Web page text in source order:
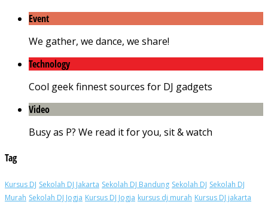
Event
We gather, we dance, we share!
Technology
Cool geek finnest sources for DJ gadgets
Video
Busy as P? We read it for you, sit & watch
Tag
Kursus DJ Sekolah DJ Jakarta Sekolah DJ Bandung Sekolah DJ Sekolah DJ
Murah Sekolah DJ Jogja Kursus DJ Jogja kursus dj murah Kursus DJ jakarta